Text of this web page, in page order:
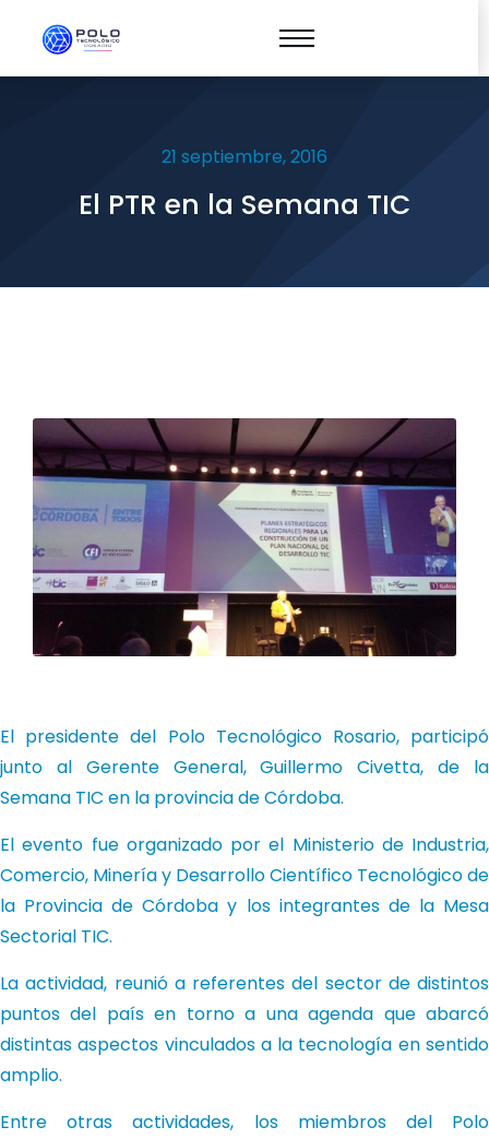
21 septiembre, 2016
El PTR en la Semana TIC
El presidente del Polo Tecnológico Rosario, participó
junto al Gerente General, Guillermo Civetta, de la
Semana TIC en la provincia de Córdoba.
El evento fue organizado por el Ministerio de Industria,
Comercio, Minería y Desarrollo Científico Tecnológico de
la Provincia de Córdoba y los integrantes de la Mesa
Sectorial TIC.
La actividad, reunió a referentes del sector de distintos
puntos del país en torno a una agenda que abarcó
distintas aspectos vinculados a la tecnología en sentido
amplio.
Entre otras actividades, los miembros del Polo